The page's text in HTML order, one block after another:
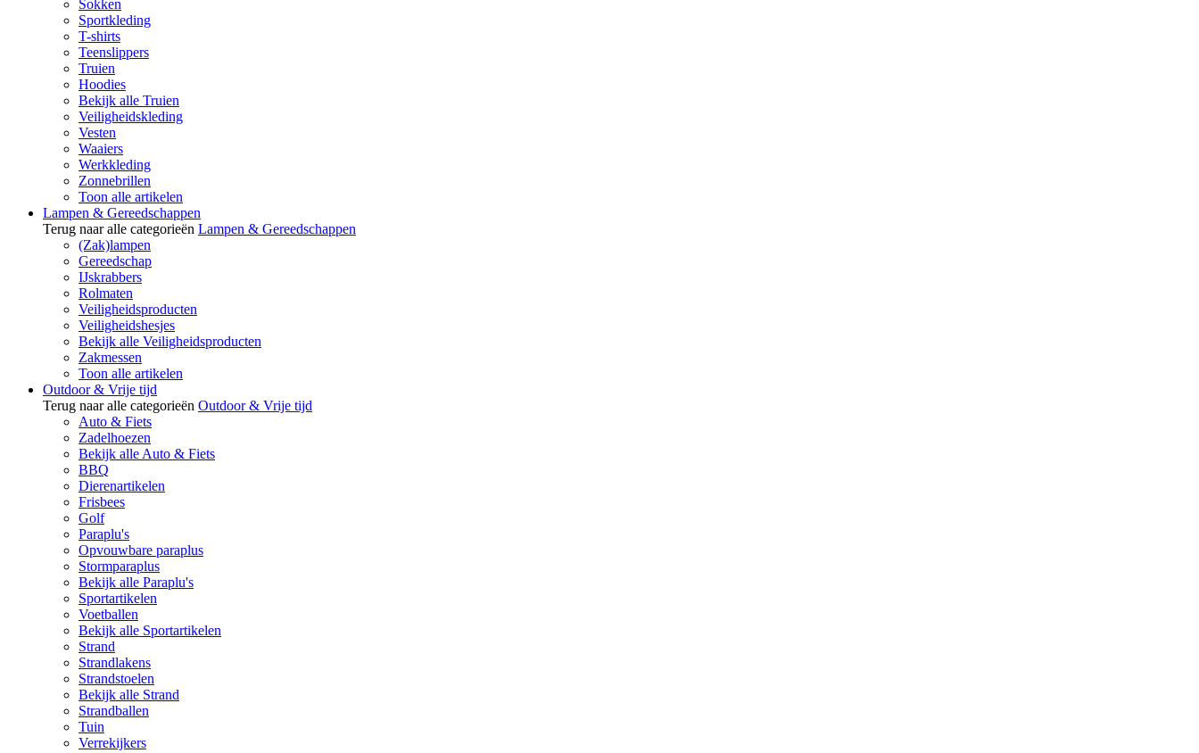
Sokken
Sportkleding
T-shirts
Teenslippers
Truien
Hoodies
Bekijk alle Truien
Veiligheidskleding
Vesten
Waaiers
Werkkleding
Zonnebrillen
Toon alle artikelen
Lampen & Gereedschappen
Terug naar alle categorieën Lampen & Gereedschappen
(Zak)lampen
Gereedschap
IJskrabbers
Rolmaten
Veiligheidsproducten
Veiligheidshesjes
Bekijk alle Veiligheidsproducten
Zakmessen
Toon alle artikelen
Outdoor & Vrije tijd
Terug naar alle categorieën Outdoor & Vrije tijd
Auto & Fiets
Zadelhoezen
Bekijk alle Auto & Fiets
BBQ
Dierenartikelen
Frisbees
Golf
Paraplu's
Opvouwbare paraplus
Stormparaplus
Bekijk alle Paraplu's
Sportartikelen
Voetballen
Bekijk alle Sportartikelen
Strand
Strandlakens
Strandstoelen
Bekijk alle Strand
Strandballen
Tuin
Verrekijkers